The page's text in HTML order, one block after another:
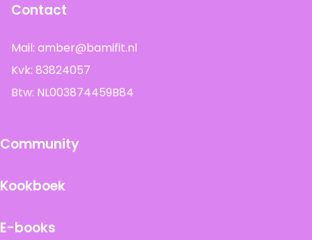
Contact
Mail: amber@bamifit.nl
Kvk: 83824057
Btw: NL003874459B84
Community
Kookboek
E-books